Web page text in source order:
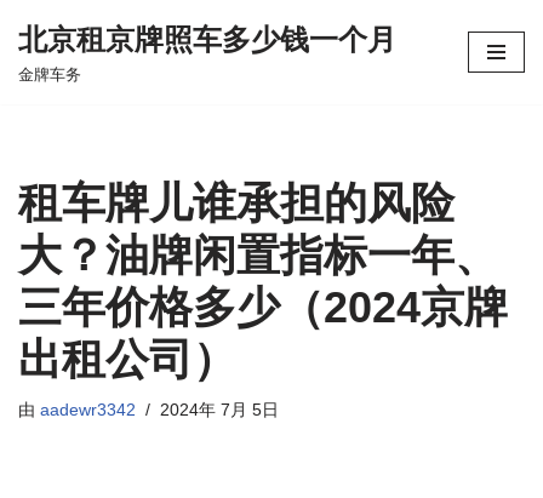
跳
北京租京牌照车多少钱一个月
金牌车务
租车牌儿谁承担的风险
大？油牌闲置指标一年、
三年价格多少（2024京牌
出租公司）
由 aadewr3342 2024年 7月 5日